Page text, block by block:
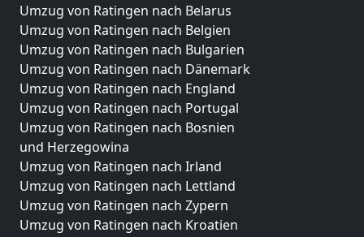
Umzug von Ratingen nach Belarus
Umzug von Ratingen nach Belgien
Umzug von Ratingen nach Bulgarien
Umzug von Ratingen nach Dänemark
Umzug von Ratingen nach England
Umzug von Ratingen nach Portugal
Umzug von Ratingen nach Bosnien
und Herzegowina
Umzug von Ratingen nach Irland
Umzug von Ratingen nach Lettland
Umzug von Ratingen nach Zypern
Umzug von Ratingen nach Kroatien